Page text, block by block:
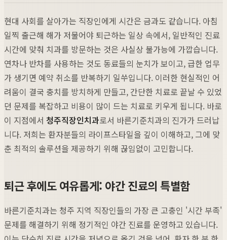
현대 사회를 살아가는 직장인에게 시간은 금과도 같습니다. 아침
일찍 출근해 해가 저물어야 퇴근하는 일상 속에서, 일반적인 진료
시간에 맞춰 치과를 방문하는 것은 사실상 불가능에 가깝습니다.
연차나 반차를 사용하는 것도 동료들의 눈치가 보이고, 급한 업무
가 생기면 예약 취소를 반복하기 일쑤입니다. 이러한 현실적인 어
려움이 결국 충치를 방치하게 만들고, 간단한 치료로 끝날 수 있었
던 문제를 복잡하고 비용이 많이 드는 치료로 키우게 됩니다. 바로
이 지점에서 청주직장인치과로서 바른기준치과의 진가가 드러납
니다. 저희는 환자분들의 라이프스타일을 깊이 이해하고, 그에 맞
춘 최적의 솔루션을 제공하기 위해 끊임없이 고민합니다.
퇴근 후에도 여유롭게: 야간 진료의 특별함
바른기준치과는 청주 지역 직장인들의 가장 큰 고충인 '시간 부족'
문제를 해결하기 위해 정기적인 야간 진료를 운영하고 있습니다.